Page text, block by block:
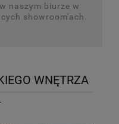
naszym biurze w
showroom'ach.
WNĘTRZA